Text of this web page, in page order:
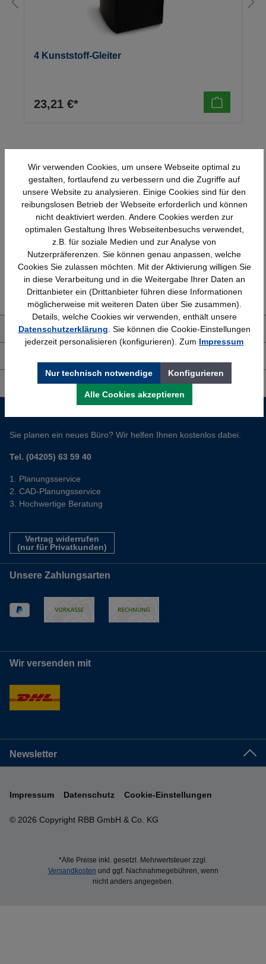
4 Kunststoff-Gleiter
23,21 €*
Schnelle Lieferung Topmarken
Erfahrung
Bewährt seit 1958
Kostenlose Beratung
(04205) 635940
Über uns
Informationen
Sie planen ein neues Büro? Wir helfen Ihnen kostenlos dabei.
Tel. (04205) 63 59 40
Planungsservice
CAD-Planungsservice
Hochwertige Beratung
Vertrag widerrufen
(nur für Privatkunden)
Unsere Zahlungsarten
Wir versenden mit
Newsletter
© 2026 Copyright RBB GmbH & Co. KG
Impressum Datenschutz Cookie-Einstellungen
*Alle Preise inkl. gesetzl. Mehrwertsteuer zzgl.
Versandkosten und ggf. Nachnahmegebühren, wenn
nicht anders angegeben.
Wir verwenden Cookies, um unsere Webseite optimal zu
gestalten, fortlaufend zu verbessern und die Zugriffe auf
unsere Website zu analysieren. Einige Cookies sind für den
reibungslosen Betrieb der Webseite erforderlich und können
nicht deaktiviert werden. Andere Cookies werden zur
optimalen Gestaltung Ihres Webseitenbesuchs verwendet,
z.B. für soziale Medien und zur Analyse von
Nutzerpräferenzen. Sie können genau anpassen, welche
Cookies Sie zulassen möchten. Mit der Aktivierung willigen Sie
in diese Verarbeitung und in die Weitergabe Ihrer Daten an
Drittanbieter ein (Drittanbieter führen diese Informationen
möglicherweise mit weiteren Daten über Sie zusammen).
Details, welche Cookies wir verwenden, enthält unsere
Datenschutzerklärung . Sie können die Cookie-Einstellungen
jederzeit personalisieren (konfigurieren). Zum Impressum
Nur technisch notwendige Konfigurieren
Alle Cookies akzeptieren